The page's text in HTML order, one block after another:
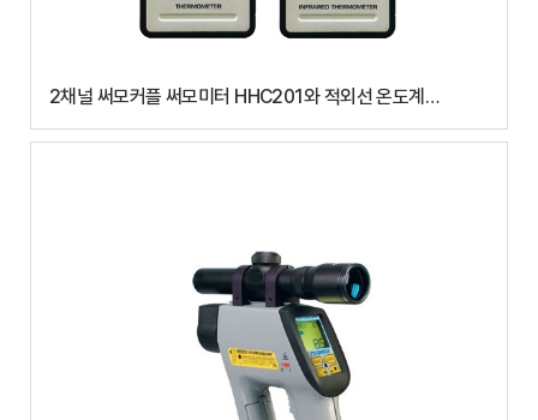
2채널 써모커플 써모미터 HHC201와 적외선 온도계
HHC210